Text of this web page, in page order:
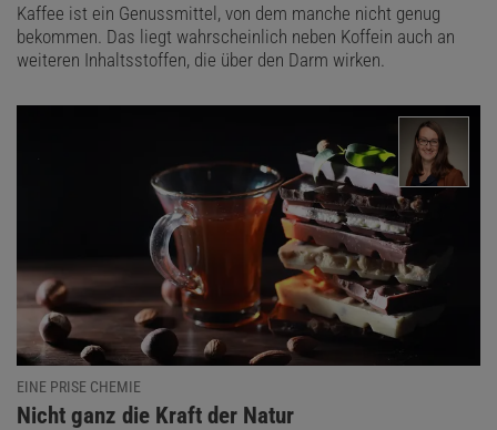
Kaffee ist ein Genussmittel, von dem manche nicht genug
bekommen. Das liegt wahrscheinlich neben Koffein auch an
weiteren Inhaltsstoffen, die über den Darm wirken.
EINE PRISE CHEMIE
:
Nicht ganz die Kraft der Natur